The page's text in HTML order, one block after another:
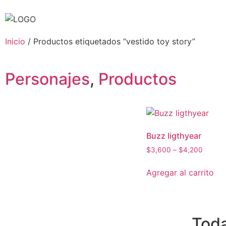
Inicio / Productos etiquetados “vestido toy story”
Personajes, Productos
Buzz ligthyear
$3,600 – $4,200
Agregar al carrito